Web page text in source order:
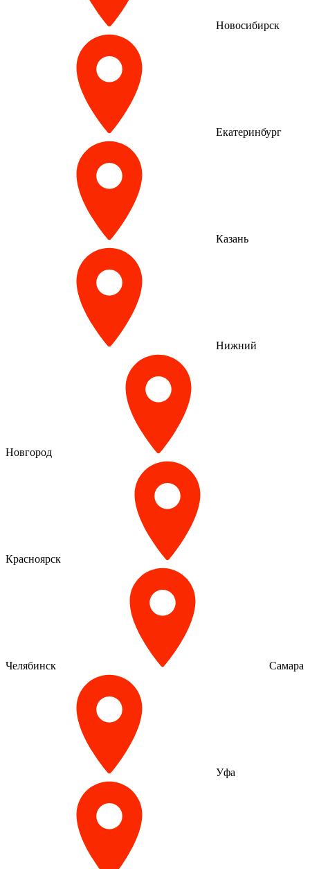
Новосибирск
Екатеринбург
Казань
Нижний
Новгород
Красноярск
Челябинск Самара
Уфа